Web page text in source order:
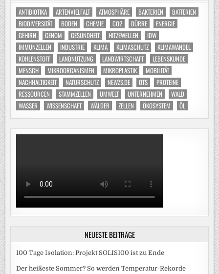
ANTIBIOTIKA ARTENVIELFALT ATMOSPHÄRE BAKTERIEN
BATTERIEN
BIODIVERSITÄT
BODEN CHEMIE CO2 DÜRRE
ENERGIE
GEHIRN
GENOM GESUNDHEIT HITZEWELLEN
IDW
IMMUNZELLEN
INDUSTRIE KLIMA KLIMASCHUTZ
KLIMAWANDEL
KOHLENSTOFF
LANDNUTZUNG LANDWIRTSCHAFT
LEBENSKUNDE
MENSCH
MIKROORGANISMEN MIKROPLASTIK
MOBILITÄT
NACHHALTIGKEIT
NATURSCHUTZ NEWZS.DE OTS
PROTEINE
RESSOURCEN
STAMMZELLEN UMWELT UNTERNEHMEN
WALD
WASSER
WISSENSCHAFT WÄLDER ZELLEN ÖKOSYSTEM ÖL
NEUESTE BEITRÄGE
100 Tage Isolation: Projekt SOLIS100 ist zu Ende
Der heißeste Sommer? So werden Temperatur-Rekorde